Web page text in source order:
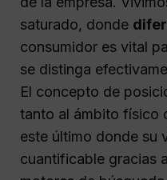
saturado, donde
consumidor es vital
se distinga
El concepto de
tanto al ámbito físico
este último donde su
cuantificable gracias